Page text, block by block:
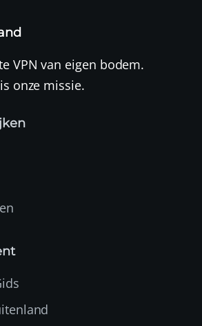
VPN van eigen bodem.
onze missie.